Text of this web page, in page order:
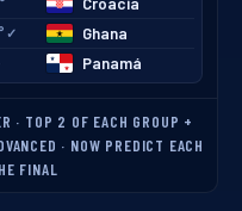
Ghana
Panamá
· TOP 2 OF EACH GROUP +
· NOW PREDICT EACH
FINAL